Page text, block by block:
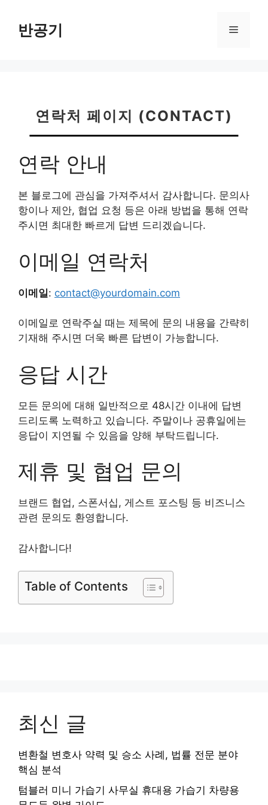
반공기 메
연락처 페이지 (CONTACT)
연락 안내
본 블로그에 관심을 가져주셔서 감사합니다. 문의사
항이나 제안, 협업 요청 등은 아래 방법을 통해 연락
주시면 최대한 빠르게 답변 드리겠습니다.
이메일 연락처
이메일: contact@yourdomain.com
이메일로 연락주실 때는 제목에 문의 내용을 간략히
기재해 주시면 더욱 빠른 답변이 가능합니다.
응답 시간
모든 문의에 대해 일반적으로 48시간 이내에 답변
드리도록 노력하고 있습니다. 주말이나 공휴일에는
응답이 지연될 수 있음을 양해 부탁드립니다.
제휴 및 협업 문의
브랜드 협업, 스폰서십, 게스트 포스팅 등 비즈니스
관련 문의도 환영합니다.
감사합니다!
Table of Contents
최신 글
변환철 변호사 약력 및 승소 사례, 법률 전문 분야
핵심 분석
텀블러 미니 가습기 사무실 휴대용 가습기 차량용